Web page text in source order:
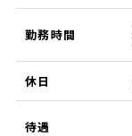
勤務時間
休日
待遇